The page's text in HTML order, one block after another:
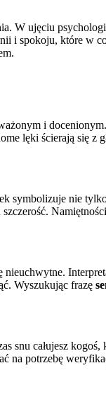
W ujęciu
i spokoju, które w
i
lęki ścierają się z
symbolizuje nie
Wyszukując frazę
snu całujesz
na potrzebę